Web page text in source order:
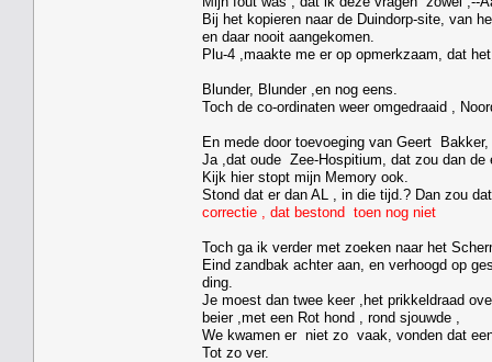
Bij het kopieren naar de Duindorp-site, van
en daar nooit aangekomen.
Plu-4 ,maakte me er op opmerkzaam, dat
Blunder, Blunder ,en nog eens.
Toch de co-ordinaten weer omgedraaid ,
En mede door toevoeging van Geert
Ja ,dat oude Zee-Hospitium, dat zou dan
Kijk hier stopt mijn Memory ook.
Stond dat er dan AL , in die tijd.? Dan zou
correctie , dat bestond toen nog niet
Toch ga ik verder met zoeken naar het
Eind zandbak achter aan, en verhoogd op
ding.
Je moest dan twee keer ,het prikkeldraad
beier ,met een Rot hond , rond sjouwde ,
We kwamen er niet zo vaak, vonden dat
Tot zo ver.